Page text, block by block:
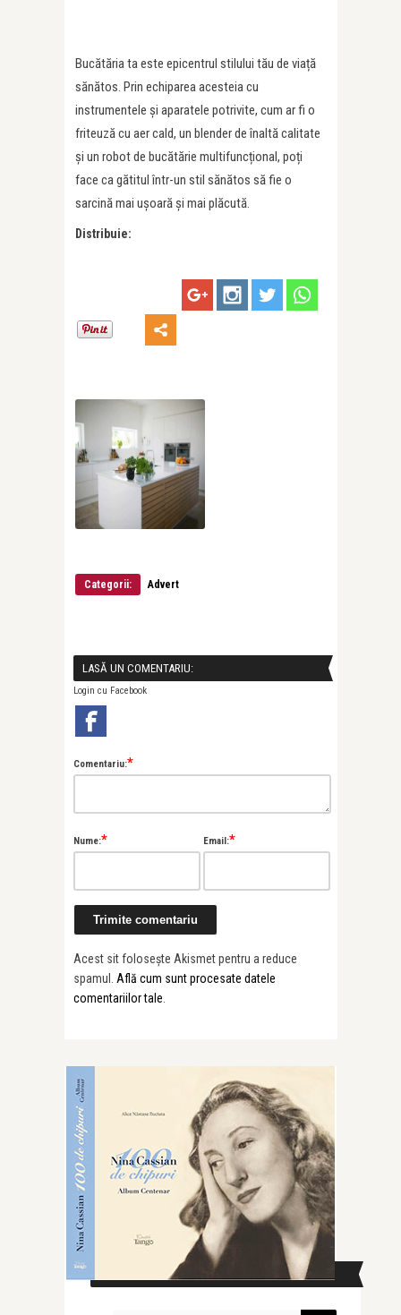
Bucătăria ta este epicentrul stilului tău de viață
sănătos. Prin echiparea acesteia cu
instrumentele și aparatele potrivite, cum ar fi o
friteuză cu aer cald, un blender de înaltă calitate
și un robot de bucătărie multifuncțional, poți
face ca gătitul într-un stil sănătos să fie o
sarcină mai ușoară și mai plăcută.
Distribuie:
Categorii: Advert
LASĂ UN COMENTARIU:
Login cu Facebook
Comentariu:*
Nume:* Email:*
Acest sit folosește Akismet pentru a reduce
spamul. Află cum sunt procesate datele
comentariilor tale
CAUTĂ ÎN SITE